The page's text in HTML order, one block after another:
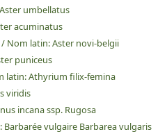
Aster umbellatus
acuminatus
/ Nom latin:Aster novi-belgii
puniceus
latin:Athyrium filix-femina
viridis
incana ssp. Rugosa
Barbarée vulgaire Barbarea vulgaris